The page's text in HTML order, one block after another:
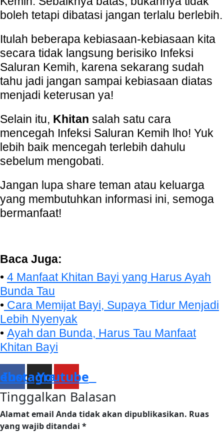
boleh tetapi dibatasi jangan terlalu berlebih.
Itulah beberapa kebiasaan-kebiasaan kita
secara tidak langsung berisiko Infeksi
Saluran Kemih, karena sekarang sudah
tahu jadi jangan sampai kebiasaan diatas
menjadi keterusan ya!
Selain itu, Khitan salah satu cara
mencegah Infeksi Saluran Kemih lho! Yuk
lebih baik mencegah terlebih dahulu
sebelum mengobati.
Jangan lupa share teman atau keluarga
yang membutuhkan informasi ini, semoga
bermanfaat!
Baca Juga:
• 4 Manfaat Khitan Bayi yang Harus Ayah
Bunda Tau
• Cara Memijat Bayi, Supaya Tidur Menjadi
Lebih Nyenyak
• Ayah dan Bunda, Harus Tau Manfaat
Khitan Bayi
Instagram
Youtube
Tinggalkan Balasan
Alamat email Anda tidak akan dipublikasikan. Ruas
yang wajib ditandai *